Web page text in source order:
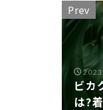
ダ
エ
界
へ
Prev
ビカ
は?